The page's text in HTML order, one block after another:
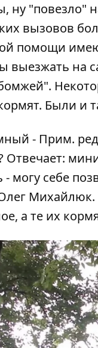
ну "повезло"
вызовов
помощи
выезжать на
Были и
- Прим.
Отвечает:
- могу себе
Михайлюк.
а те их